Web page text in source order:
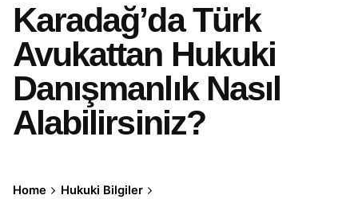
Karadağ’da Türk
Avukattan Hukuki
Danışmanlık Nasıl
Alabilirsiniz?
Home
Hukuki Bilgiler